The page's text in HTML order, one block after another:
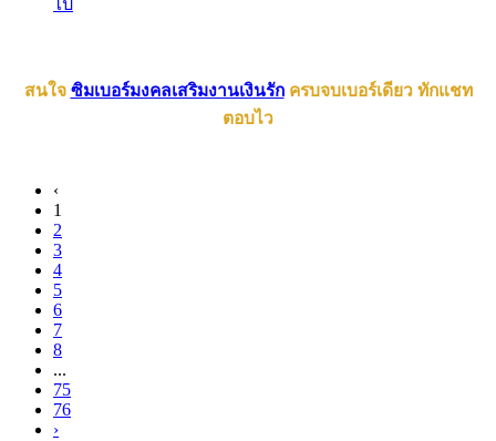
ไป
สนใจ ซิมเบอร์มงคลเสริมงานเงินรักครบจบเบอร์เดียว ทักแชท
ตอบไว
‹
1
2
3
4
5
6
7
8
...
75
76
›